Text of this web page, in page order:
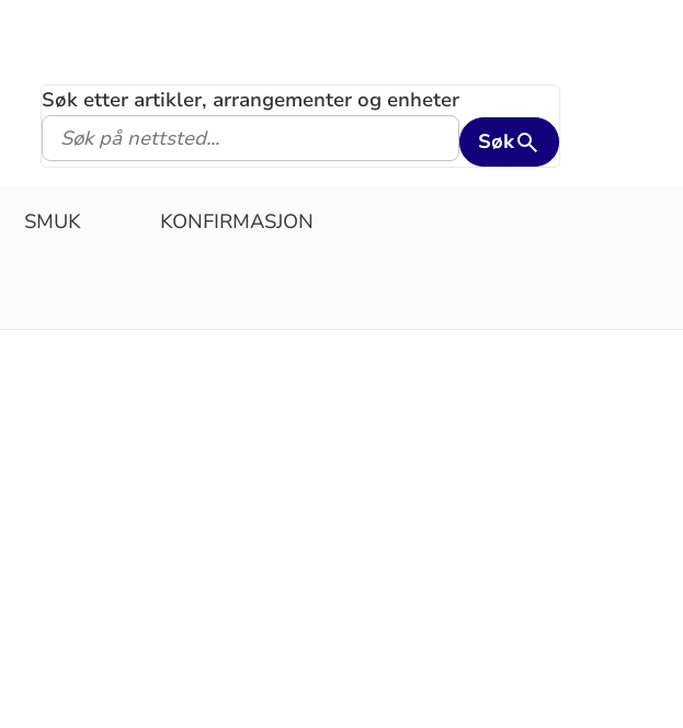
Søk etter artikler, arrangementer og enheter
Søk
SMUK KONFIRMASJON